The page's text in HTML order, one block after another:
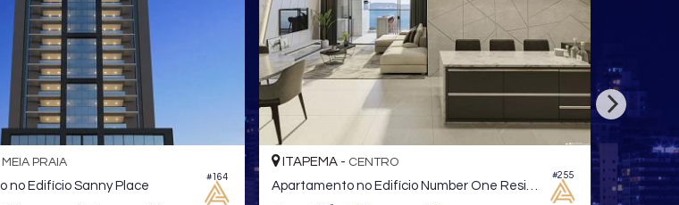
BALNEÁRIO CAMBORIÚ -
Apartamento no Edifício 135 Jardins
#336
BALNEÁRIO CAMBORIÚ -
Apartamento no Edifício Blue Coast Tower